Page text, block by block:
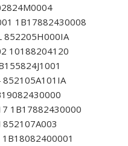
1B17882430008
852205H000IA
10188204120
1B17882430000